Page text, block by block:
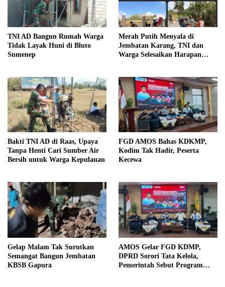
TNI AD Bangun Rumah Warga
Tidak Layak Huni di Bluto
Sumenep
Merah Putih Menyala di
Jembatan Karang, TNI dan
Warga Selesaikan Harapan
Bakti TNI AD di Raas, Upaya
Tanpa Henti Cari Sumber Air
Bersih untuk Warga Kepulauan
FGD AMOS Bahas KDKMP,
Kodim Tak Hadir, Peserta
Kecewa
Gelap Malam Tak Surutkan
Semangat Bangun Jembatan
KBSB Gapura
AMOS Gelar FGD KDMP,
DPRD Sorori Tata Kelola,
Pemerintah Sebut Program